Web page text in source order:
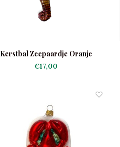
Kerstbal Zeepaardje Oranje
€17,00